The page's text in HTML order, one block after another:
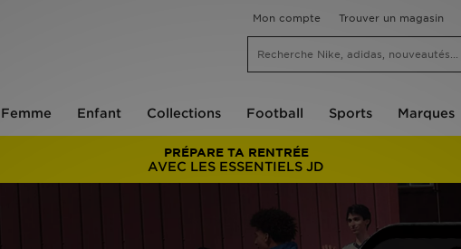
Mon compte Trouver un magasin
Femme Enfant Collections Football Sports Marques
PRÉPARE TA RENTRÉE
AVEC LES ESSENTIELS JD